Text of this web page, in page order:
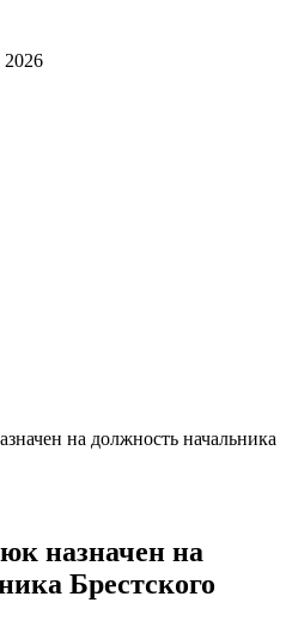
2026
на должность начальника
назначен на
Брестского